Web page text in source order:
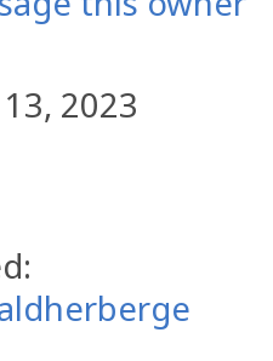
2023